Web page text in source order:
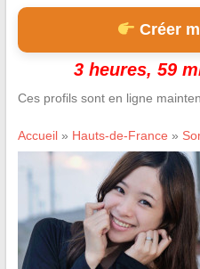
Créer
3 heures, 59
Ces profils sont en ligne
Accueil» Hauts-de-France »